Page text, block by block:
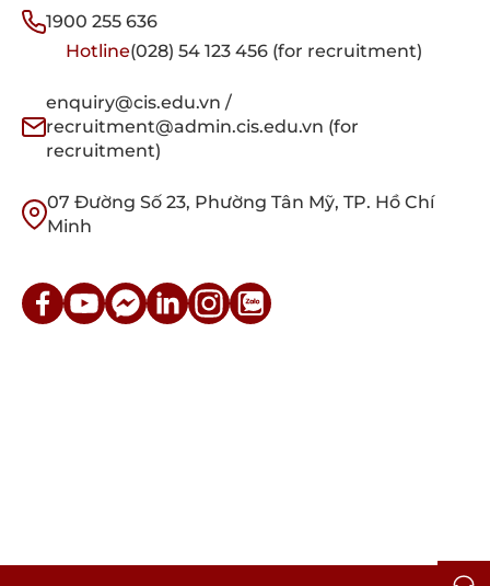
1900 255 636
Hotline(028) 54 123 456 (for recruitment)
enquiry@cis.edu.vn /
recruitment@admin.cis.edu.vn (for
recruitment)
07 Đường Số 23, Phường Tân Mỹ, TP. Hồ Chí
Minh